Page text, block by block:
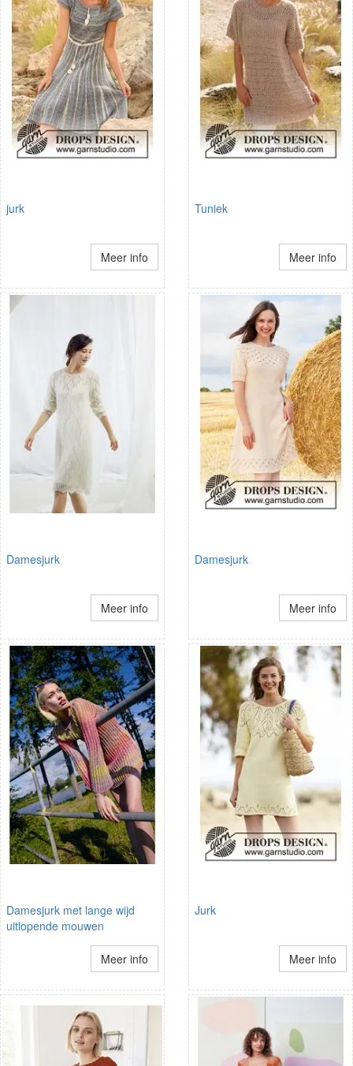
jurk
Meer info
Tuniek
Meer info
Damesjurk
Meer info
Damesjurk
Meer info
Damesjurk met lange wijd
uitlopende mouwen
Meer info
Jurk
Meer info